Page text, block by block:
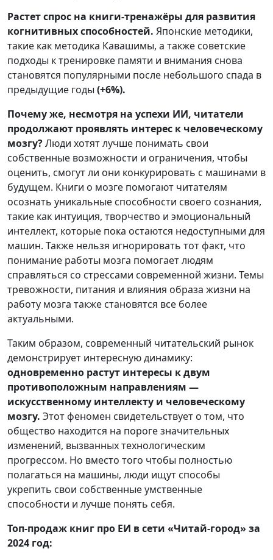
Растет спрос на книги-тренажёры для развития
когнитивных способностей. Японские методики,
такие как методика Кавашимы, а также советские
подходы к тренировке памяти и внимания снова
становятся популярными после небольшого спада в
предыдущие годы (+6%).
Почему же, несмотря на успехи ИИ, читатели
продолжают проявлять интерес к человеческому
мозгу?Люди хотят лучше понимать свои
собственные возможности и ограничения, чтобы
оценить, смогут ли они конкурировать с машинами в
будущем. Книги о мозге помогают читателям
осознать уникальные способности своего сознания,
такие как интуиция, творчество и эмоциональный
интеллект, которые пока остаются недоступными для
машин. Также нельзя игнорировать тот факт, что
понимание работы мозга помогает людям
справляться со стрессами современной жизни. Темы
тревожности, питания и влияния образа жизни на
работу мозга также становятся все более
актуальными.
Таким образом, современный читательский рынок
демонстрирует интересную динамику:
одновременно растут интересы к двум
противоположным направлениям —
искусственному интеллекту и человеческому
мозгу. Этот феномен свидетельствует о том, что
общество находится на пороге значительных
изменений, вызванных технологическим
прогрессом. Но вместо того чтобы полностью
полагаться на машины, люди ищут способы
укрепить свои собственные умственные
способности и лучше понять себя.
Топ-продаж книг про ЕИ в сети «Читай-город» за
2024 год: